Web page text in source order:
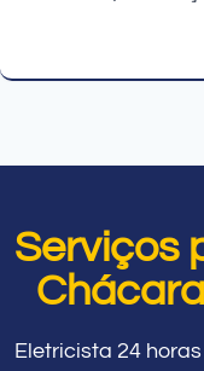
Serviços
Eletricista 24